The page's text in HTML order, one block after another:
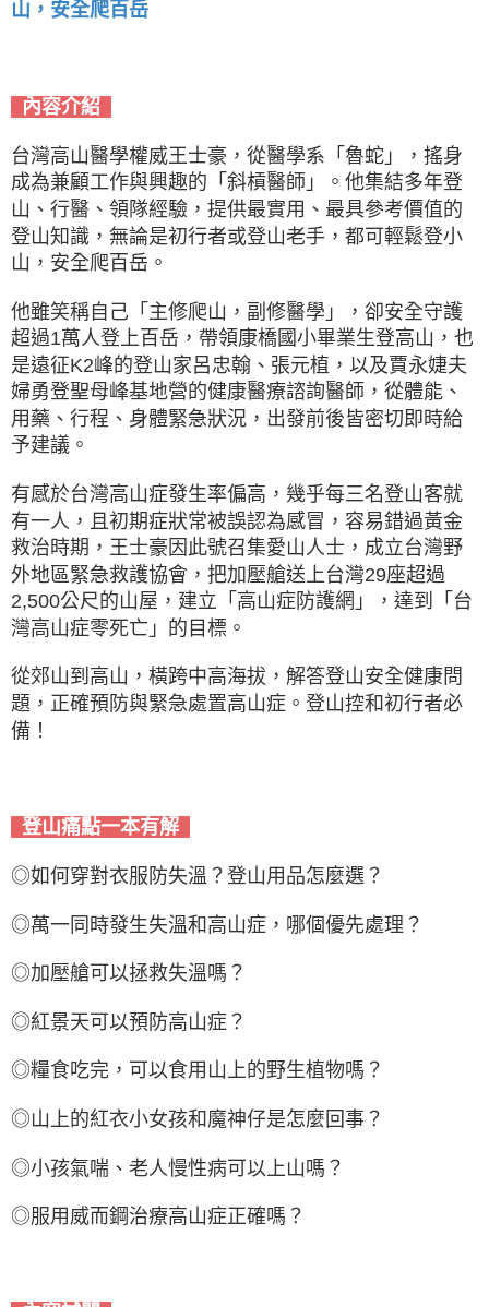
山，安全爬百岳
內容介紹
台灣高山醫學權威王士豪，從醫學系「魯蛇」，搖身
成為兼顧工作與興趣的「斜槓醫師」。他集結多年登
山、行醫、領隊經驗，提供最實用、最具參考價值的
登山知識，無論是初行者或登山老手，都可輕鬆登小
山，安全爬百岳。
他雖笑稱自己「主修爬山，副修醫學」，卻安全守護
超過1萬人登上百岳，帶領康橋國小畢業生登高山，也
是遠征K2峰的登山家呂忠翰、張元植，以及賈永婕夫
婦勇登聖母峰基地營的健康醫療諮詢醫師，從體能、
用藥、行程、身體緊急狀況，出發前後皆密切即時給
予建議。
有感於台灣高山症發生率偏高，幾乎每三名登山客就
有一人，且初期症狀常被誤認為感冒，容易錯過黃金
救治時期，王士豪因此號召集愛山人士，成立台灣野
外地區緊急救護協會，把加壓艙送上台灣29座超過
2,500公尺的山屋，建立「高山症防護網」，達到「台
灣高山症零死亡」的目標。
從郊山到高山，橫跨中高海拔，解答登山安全健康問
題，正確預防與緊急處置高山症。登山控和初行者必
備！
登山痛點一本有解
◎如何穿對衣服防失溫？登山用品怎麼選？
◎萬一同時發生失溫和高山症，哪個優先處理？
◎加壓艙可以拯救失溫嗎？
◎紅景天可以預防高山症？
◎糧食吃完，可以食用山上的野生植物嗎？
◎山上的紅衣小女孩和魔神仔是怎麼回事？
◎小孩氣喘、老人慢性病可以上山嗎？
◎服用威而鋼治療高山症正確嗎？